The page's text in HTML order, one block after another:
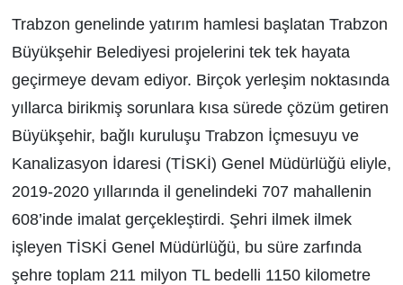
Trabzon genelinde yatırım hamlesi başlatan Trabzon
Büyükşehir Belediyesi projelerini tek tek hayata
geçirmeye devam ediyor. Birçok yerleşim noktasında
yıllarca birikmiş sorunlara kısa sürede çözüm getiren
Büyükşehir, bağlı kuruluşu Trabzon İçmesuyu ve
Kanalizasyon İdaresi (TİSKİ) Genel Müdürlüğü eliyle,
2019-2020 yıllarında il genelindeki 707 mahallenin
608’inde imalat gerçekleştirdi. Şehri ilmek ilmek
işleyen TİSKİ Genel Müdürlüğü, bu süre zarfında
şehre toplam 211 milyon TL bedelli 1150 kilometre